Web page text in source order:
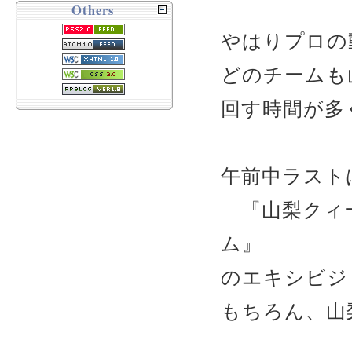
やはりプロ
どのチーム
回す時間が
午前中ラスト
『山梨クィ
ム』
のエキシビ
もちろん、
Others